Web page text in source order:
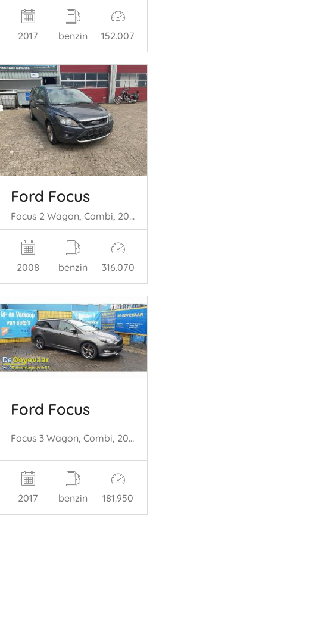
2017 benzin 152.007
Ford Focus
Focus 2 Wagon, Combi, 2004 / 2012 1.6 16V
2008 benzin 316.070
Ford Focus
Focus 3 Wagon, Combi, 2010 / 2020 1.5 EcoBoost 16V 150
2017 benzin 181.950